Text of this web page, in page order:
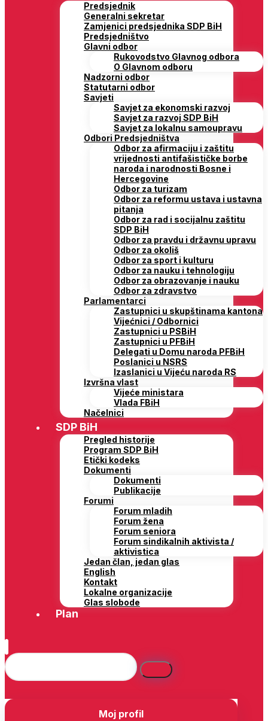
Predsjednik
Generalni sekretar
Zamjenici predsjednika SDP BiH
Predsjedništvo
Glavni odbor
Rukovodstvo Glavnog odbora
O Glavnom odboru
Nadzorni odbor
Statutarni odbor
Savjeti
Savjet za ekonomski razvoj
Savjet za razvoj SDP BiH
Savjet za lokalnu samoupravu
Odbori Predsjedništva
Odbor za afirmaciju i zaštitu
vrijednosti antifašističke borbe
naroda i narodnosti Bosne i
Hercegovine
Odbor za turizam
Odbor za reformu ustava i ustavna
pitanja
Odbor za rad i socijalnu zaštitu
SDP BiH
Odbor za pravdu i državnu upravu
Odbor za okoliš
Odbor za sport i kulturu
Odbor za nauku i tehnologiju
Odbor za obrazovanje i nauku
Odbor za zdravstvo
Parlamentarci
Zastupnici u skupštinama kantona
Vijećnici / Odbornici
Zastupnici u PSBiH
Zastupnici u PFBiH
Delegati u Domu naroda PFBiH
Poslanici u NSRS
Izaslanici u Vijeću naroda RS
Izvršna vlast
Vijeće ministara
Vlada FBiH
Načelnici
SDP BiH
Pregled historije
Program SDP BiH
Etički kodeks
Dokumenti
Dokumenti
Publikacije
Forumi
Forum mladih
Forum žena
Forum seniora
Forum sindikalnih aktivista /
aktivistica
Jedan član, jedan glas
English
Kontakt
Lokalne organizacije
Glas slobode
Plan
Moj profil